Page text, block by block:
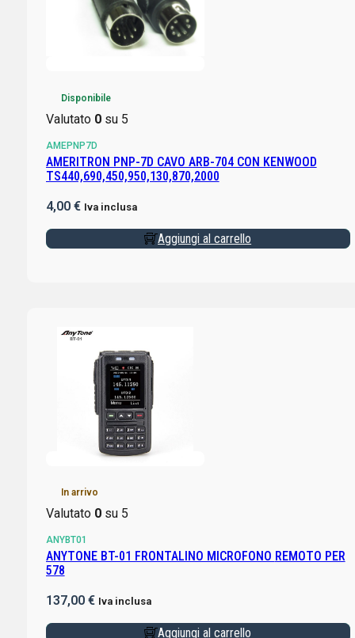
Disponibile
Valutato 0su 5
AMEPNP7D
AMERITRON PNP-7D CAVO ARB-704 CON KENWOOD
TS440,690,450,950,130,870,2000
4,00 € Iva inclusa
Aggiungi al carrello
In arrivo
Valutato 0su 5
ANYBT01
ANYTONE BT-01 FRONTALINO MICROFONO REMOTO PER
578
137,00 € Iva inclusa
Aggiungi al carrello